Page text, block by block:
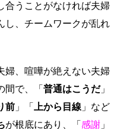
合うことがなければ夫婦
し、チームワークが乱れ
婦、喧嘩が絶えない夫婦
間で、「 普通はこうだ」
前 」「 上から目線 」など
が根底にあり、「 感謝 」